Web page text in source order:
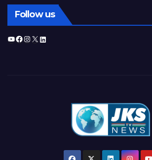
Follow us
YouTube
Facebook
Instagram
X LinkedIn